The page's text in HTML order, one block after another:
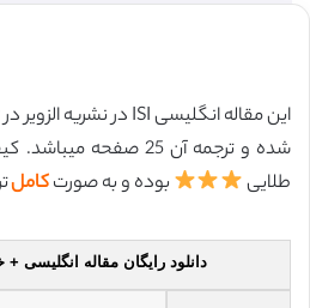
شده و ترجمه آن 25 صفحه
طلایی
بوده و به صورتکامل
دانلود رایگان مقاله انگلیسی